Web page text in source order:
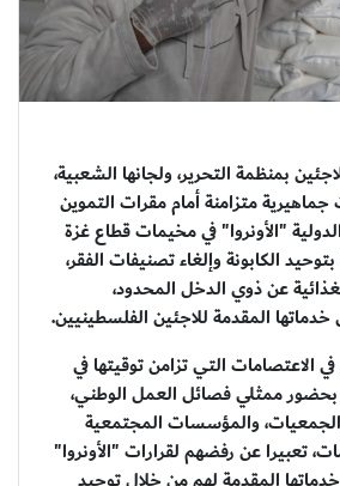
بمنظمة التحرير، ولجانها الشعبية،
جماهيرية متزامنة أمام مقرات التموين
"الأونروا" في مخيمات قطاع غزة
بتوحيد الكابونة وإلغاء تصنيفات الفقر،
عن ذوي الدخل المحدود،
المقدمة للاجئين الفلسطينيين.
الاعتصامات التي تزامن توقيتها في
بحضور ممثلي فصائل العمل الوطني،
والجمعيات، والمؤسسات المجتمعية
تعبيرا عن رفضهم لقرارات "الأونروا"